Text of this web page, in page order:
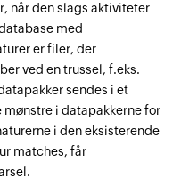
når den slags aktiviteter
med
er filer, der
ved en trussel, f.eks.
sendes i et
i datapakkerne for
i den eksisterende
matches, får